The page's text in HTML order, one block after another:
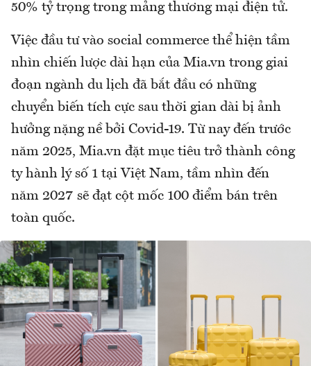
50% tỷ trọng trong mảng thương mại điện tử.
Việc đầu tư vào social commerce thể hiện tầm
nhìn chiến lược dài hạn của Mia.vn trong giai
đoạn ngành du lịch đã bắt đầu có những
chuyển biến tích cực sau thời gian dài bị ảnh
hưởng nặng nề bởi Covid-19. Từ nay đến trước
năm 2025, Mia.vn đặt mục tiêu trở thành công
ty hành lý số 1 tại Việt Nam, tầm nhìn đến
năm 2027 sẽ đạt cột mốc 100 điểm bán trên
toàn quốc.